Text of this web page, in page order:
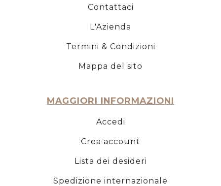
Contattaci
L'Azienda
Termini & Condizioni
Mappa del sito
MAGGIORI INFORMAZIONI
Accedi
Crea account
Lista dei desideri
Spedizione internazionale